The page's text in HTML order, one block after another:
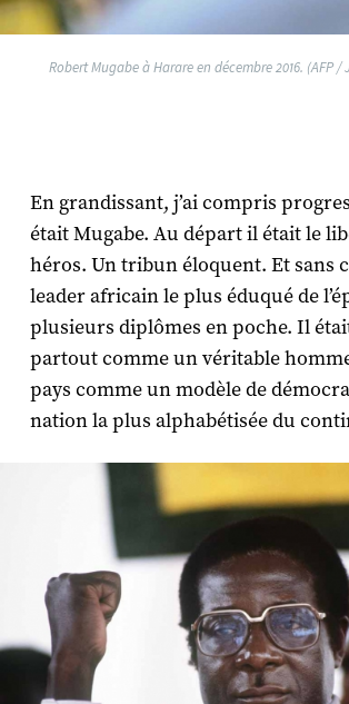
Robert Mugabe à Harare en décembre 2016. (AFP /
En grandissant, j’ai compris
était Mugabe. Au départ il était le
héros. Un tribun éloquent. Et sans
leader africain le plus éduqué de
plusieurs diplômes en poche. Il
partout comme un véritable
pays comme un modèle de
nation la plus alphabétisée du